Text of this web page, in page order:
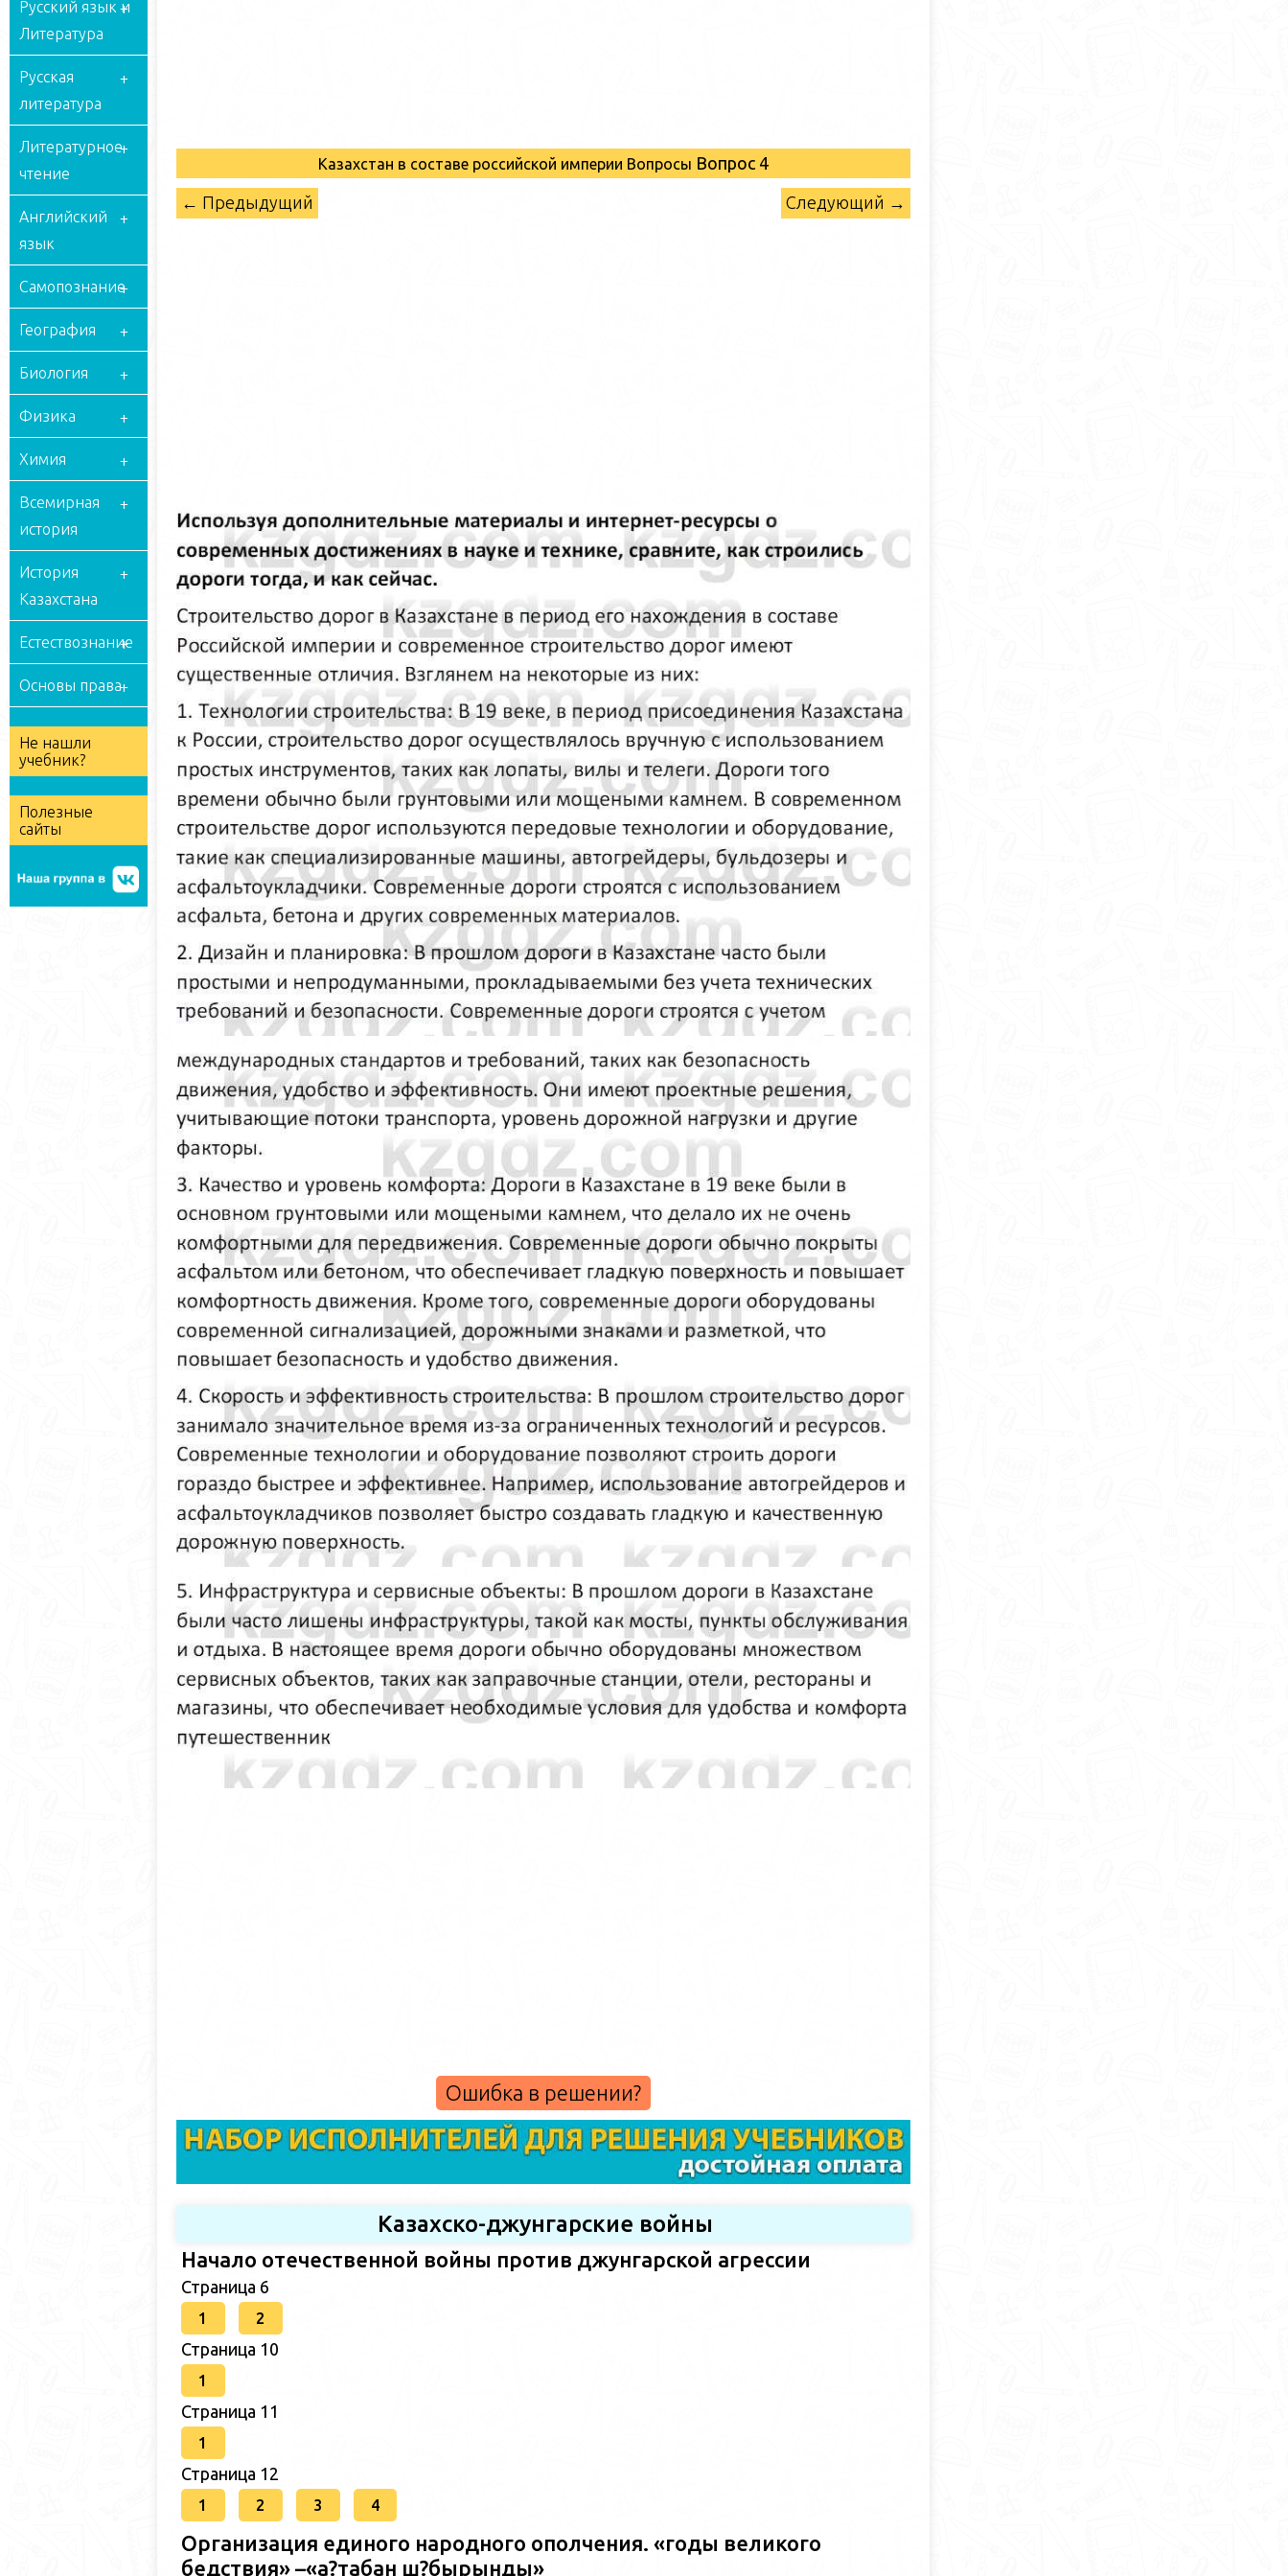
Русский язык и
Литература
Русская
литература
Литературное
чтение
Английский
язык
Самопознание
География
Биология
Физика
Химия
Всемирная
история
История
Казахстана
Естествознание
Основы права
Не нашли
учебник?
Полезные
сайты
Казахстан в составе российской империи Вопросы Вопрос 4
← Предыдущий Следующий →
Ошибка в решении?
Казахско-джунгарские войны
Начало отечественной войны против джунгарской агрессии
Страница 6
1 2
Страница 10
1
Страница 11
1
Страница 12
1 2 3 4
Организация единого народного ополчения. «годы великого
бедствия» –«а?табан ш?бырынды»